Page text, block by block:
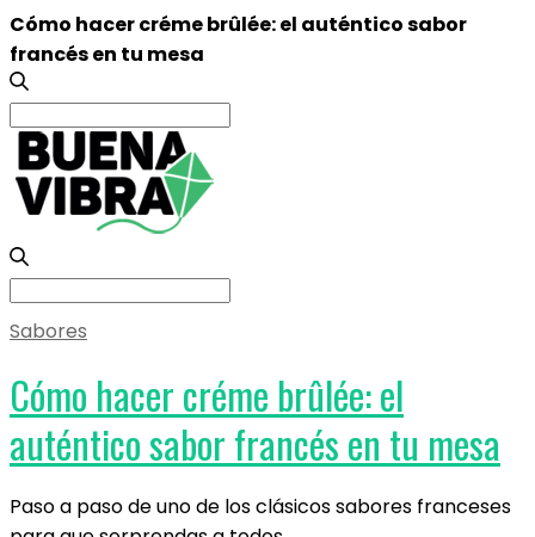
Cómo hacer créme brûlée: el auténtico sabor
francés en tu mesa
Search
for:
Search
for:
Sabores
Cómo hacer créme brûlée: el
auténtico sabor francés en tu mesa
Paso a paso de uno de los clásicos sabores franceses